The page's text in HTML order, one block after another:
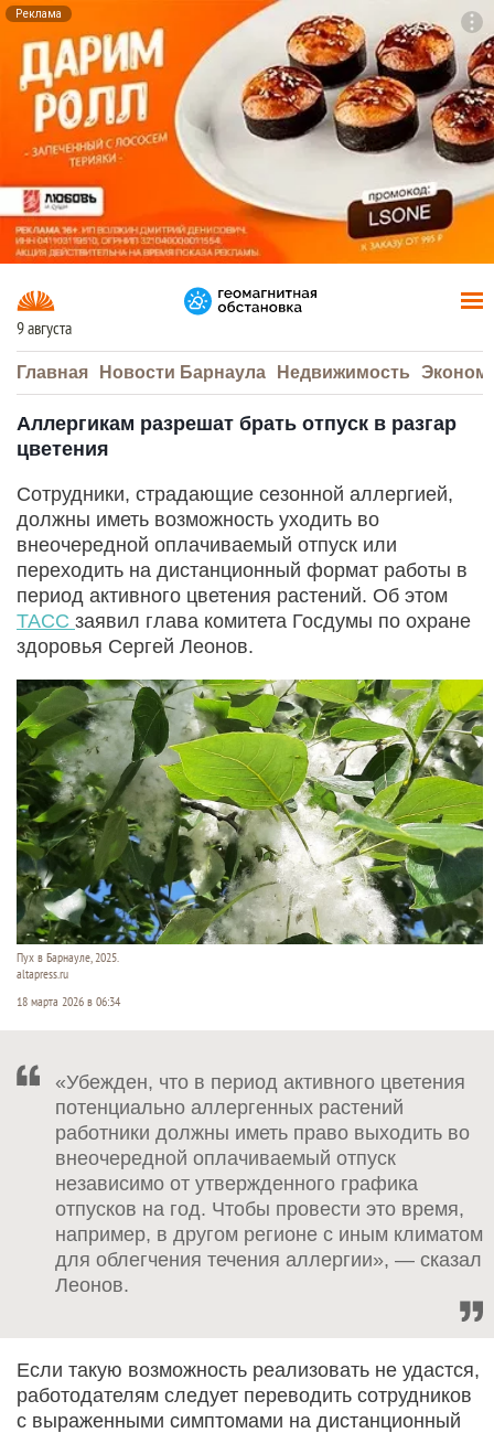
Реклама
9 августа
Главная Новости Барнаула Недвижимость
Аллергикам разрешат брать отпуск в разгар
цветения
Сотрудники, страдающие сезонной аллергией,
должны иметь возможность уходить во
внеочередной оплачиваемый отпуск или
переходить на дистанционный формат работы в
период активного цветения растений. Об этом
ТАСС заявил глава комитета Госдумы по охране
здоровья Сергей Леонов.
Пух в Барнауле, 2025.
altapress.ru
18 марта 2026 в 06:34
«Убежден, что в период активного цветения
потенциально аллергенных растений
работники должны иметь право выходить во
внеочередной оплачиваемый отпуск
независимо от утвержденного графика
отпусков на год. Чтобы провести это время,
например, в другом регионе с иным климатом
для облегчения течения аллергии», — сказал
Леонов.
Если такую возможность реализовать не удастся,
работодателям следует переводить сотрудников
с выраженными симптомами на дистанционный